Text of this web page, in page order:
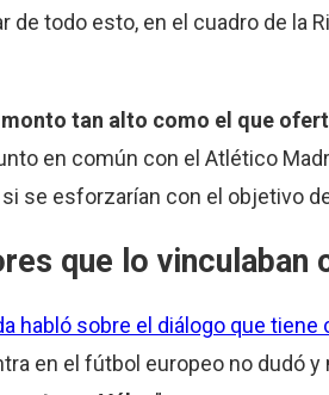
de todo esto, en el cuadro de la
tan alto como el que
en común con el Atlético
se esforzarían con el objetivo
que lo vinculaban
habló sobre el diálogo que
en el fútbol europeo no dudó y